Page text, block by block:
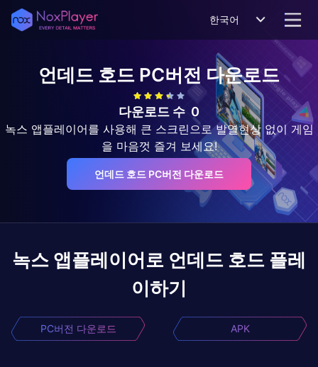
한국어
언데드 호드 PC버전 다운로드
다운로드 수 0
녹스 앱플레이어를 사용해 큰 스크린으로 발열현상 없이 게임
을 마음껏 즐겨 보세요!
언데드 호드 PC버전 다운로드
녹스 앱플레이어로 언데드 호드 플레
이하기
PC버전 다운로드 APK